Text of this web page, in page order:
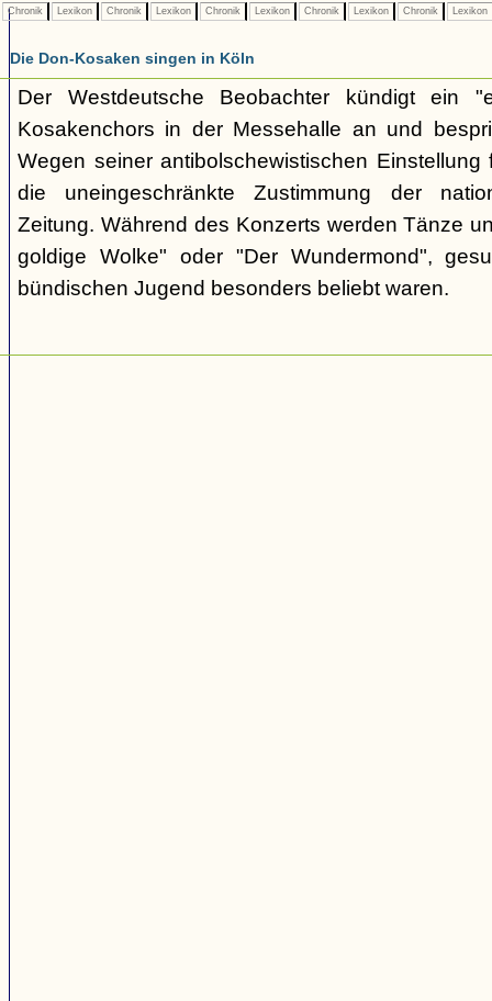
Chronik Lexikon Chronik Lexikon Chronik Lexikon Chronik Lexikon Chronik Lexikon
Die Don-Kosaken singen in Köln
Der Westdeutsche Beobachter kündigt ein
Kosakenchors in der Messehalle an und
Wegen seiner antibolschewistischen
die uneingeschränkte Zustimmung der
Zeitung. Während des Konzerts werden Tänze
goldige Wolke" oder "Der Wundermond",
bündischen Jugend besonders beliebt waren.